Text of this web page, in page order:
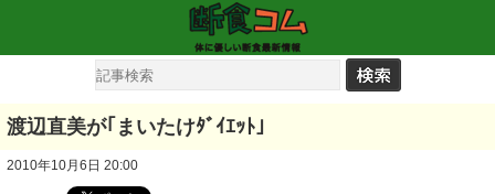
渡辺直美が｢まいたけﾀﾞｲｴｯﾄ｣
2010年10月6日 20:00